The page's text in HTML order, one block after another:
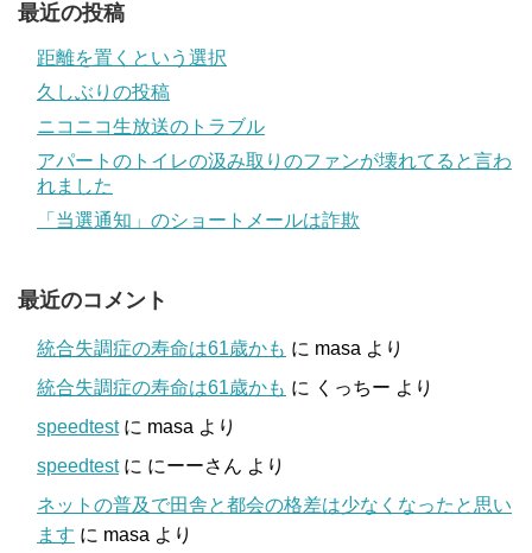
最近の投稿
距離を置くという選択
久しぶりの投稿
ニコニコ生放送のトラブル
アパートのトイレの汲み取りのファンが壊れてると言わ
れました
「当選通知」のショートメールは詐欺
最近のコメント
統合失調症の寿命は61歳かも に masa より
統合失調症の寿命は61歳かも に くっちー より
speedtestに masa より
speedtestに にーーさん より
ネットの普及で田舎と都会の格差は少なくなったと思い
ます に masa より